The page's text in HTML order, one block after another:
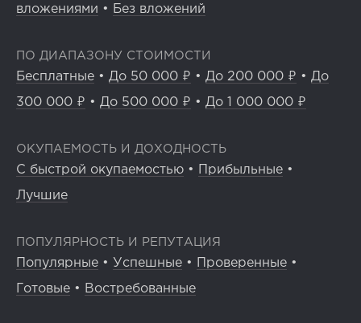
вложениями • Без вложений
ПО ДИАПАЗОНУ СТОИМОСТИ
Бесплатные • До 50 000 ₽ • До 200 000 ₽ • До
300 000 ₽ • До 500 000 ₽ • До 1 000 000 ₽
ОКУПАЕМОСТЬ И ДОХОДНОСТЬ
С быстрой окупаемостью • Прибыльные •
Лучшие
ПОПУЛЯРНОСТЬ И РЕПУТАЦИЯ
Популярные • Успешные • Проверенные •
Готовые • Востребованные